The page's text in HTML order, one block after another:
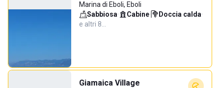
Marina di Eboli, Eboli
Sabbiosa· Cabine· Doccia calda·
e altri 8…
Giamaica Village